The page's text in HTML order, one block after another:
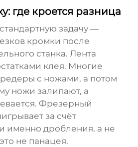
где кроется разница
задачу —
кромки после
станка. Лента
клея. Многие
с ножами, а потом
ножи залипают, а
Фрезерный
за счёт
именно дробления, а не
не панацея.